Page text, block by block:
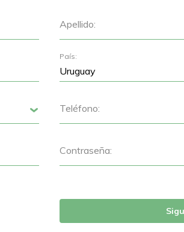
Apellido:
País:
Teléfono:
Contraseña: